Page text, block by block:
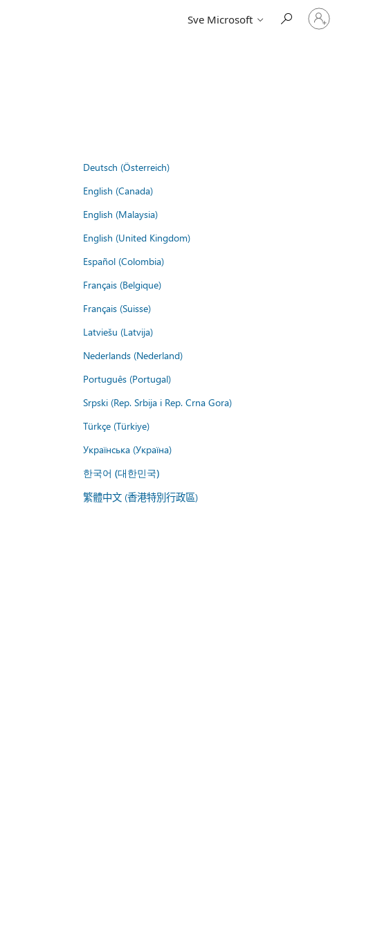
Sve Microsoft
Prijavite
se
Deutsch (Österreich)
English (Canada)
English (Malaysia)
English (United Kingdom)
Español (Colombia)
Français (Belgique)
Français (Suisse)
Latviešu (Latvija)
Nederlands (Nederland)
Português (Portugal)
Srpski (Rep. Srbija i Rep. Crna Gora)
Türkçe (Türkiye)
Українська (Україна)
한국어 (대한민국)
繁體中文 (香港特別行政區)